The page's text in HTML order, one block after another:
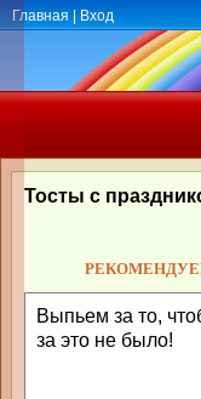
Главная Вход
Тосты с
Выпьем за то,
за это не было!